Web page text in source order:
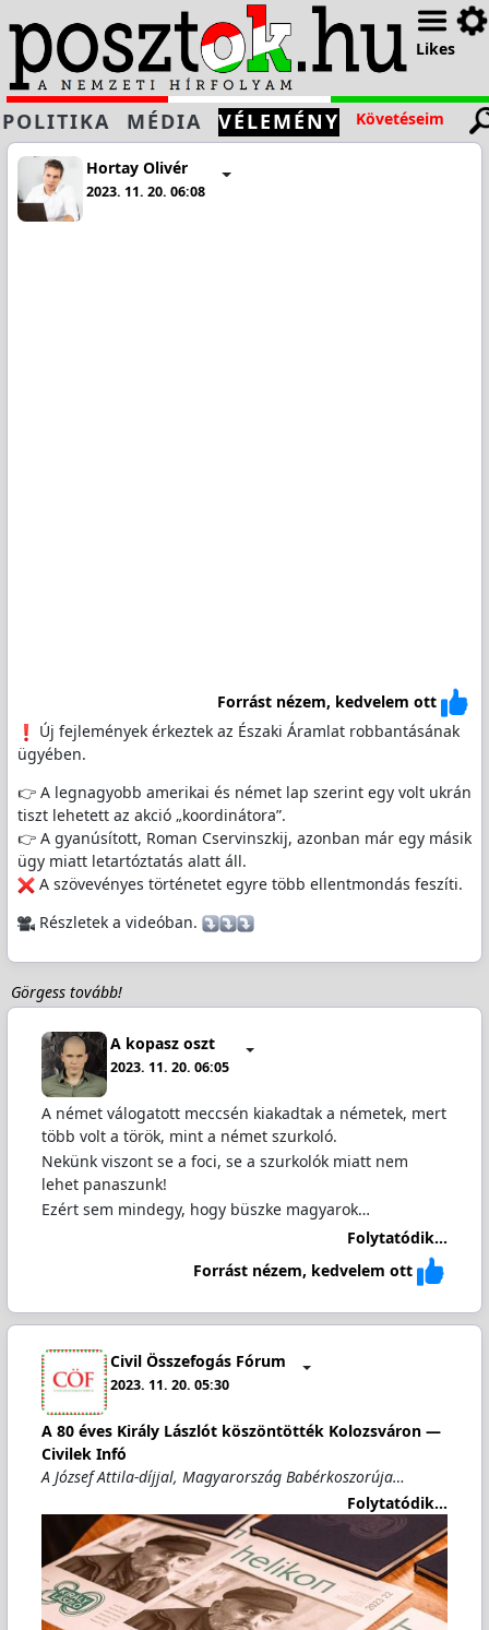
Likes
POLITIKA MÉDIA VÉLEMÉNY Követéseim
Hortay Olivér
2023. 11. 20. 06:08
Forrást nézem, kedvelem ott
Új fejlemények érkeztek az Északi Áramlat robbantásának
ügyében.
👉 A legnagyobb amerikai és német lap szerint egy volt ukrán
tiszt lehetett az akció „koordinátora”.
👉 A gyanúsított, Roman Cservinszkij, azonban már egy másik
ügy miatt letartóztatás alatt áll.
A szövevényes történetet egyre több ellentmondás feszíti.
Részletek a videóban.
Görgess tovább!
A kopasz oszt
2023. 11. 20. 06:05
A német válogatott meccsén kiakadtak a németek, mert
több volt a török, mint a német szurkoló.
Nekünk viszont se a foci, se a szurkolók miatt nem
lehet panaszunk!
Ezért sem mindegy, hogy büszke magyarok…
Folytatódik...
Forrást nézem, kedvelem ott
Civil Összefogás Fórum
2023. 11. 20. 05:30
A 80 éves Király Lászlót köszöntötték Kolozsváron —
Civilek Infó
A József Attila-díjjal, Magyarország Babérkoszorúja…
Folytatódik...